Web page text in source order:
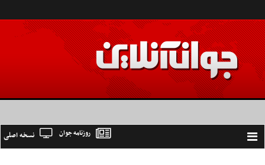
Toggle
نسخه اصلی روزنامه جوان